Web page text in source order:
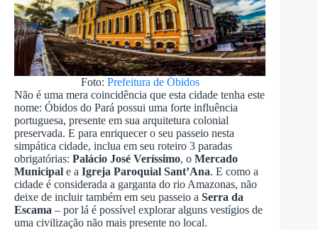
Foto: Prefeitura de Óbidos
Não é uma mera coincidência que esta cidade tenha este
nome: Óbidos do Pará possui uma forte influência
portuguesa, presente em sua arquitetura colonial
preservada. E para enriquecer o seu passeio nesta
simpática cidade, inclua em seu roteiro 3 paradas
obrigatórias: Palácio José Veríssimo, o Mercado
Municipal e a Igreja Paroquial Sant’Ana. E como a
cidade é considerada a garganta do rio Amazonas, não
deixe de incluir também em seu passeio a Serra da
Escama – por lá é possível explorar alguns vestígios de
uma civilização não mais presente no local.